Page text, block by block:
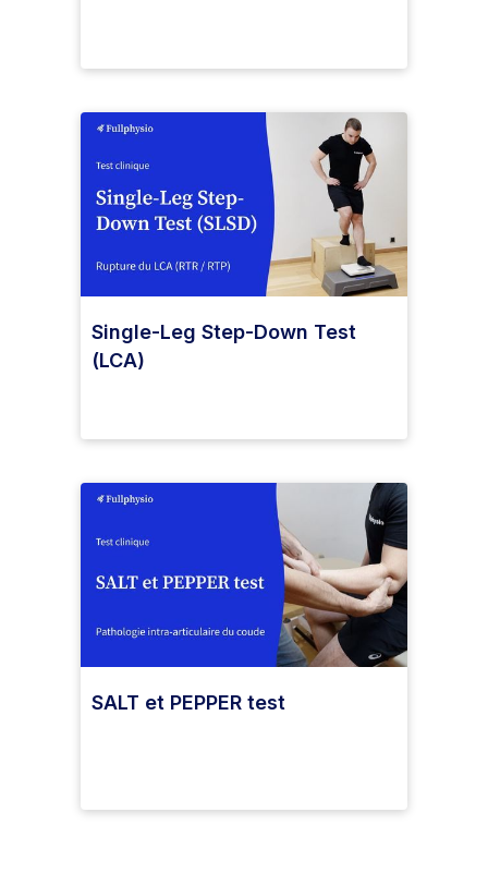
Single-Leg Step-Down Test
(LCA)
SALT et PEPPER test